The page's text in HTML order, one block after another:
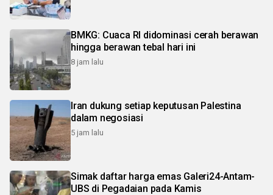
BMKG: Cuaca RI didominasi cerah berawan
hingga berawan tebal hari ini
8 jam lalu
Iran dukung setiap keputusan Palestina
dalam negosiasi
5 jam lalu
Simak daftar harga emas Galeri24-Antam-
UBS di Pegadaian pada Kamis